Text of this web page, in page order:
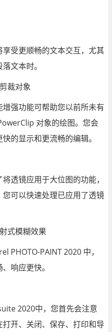
更顺畅的文本交互，尤其
文本时。
裁对象
功能可帮助您以前所未有
对象的绘图。您会
的显示和更流畅的编辑。
镜应用于大位图的功能，
可以快速处理已应用了透镜
式模糊效果
PAINT 2020 中，
响应更快。
2020中，您首先会注意
开、关闭、保存、打印和导